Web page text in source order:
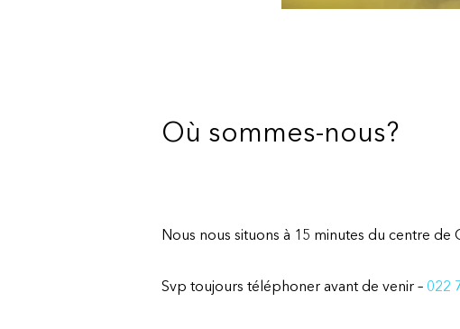
Où sommes-nous?
Nous nous situons à 15 minutes du centre de
Svp toujours téléphoner avant de venir – 022